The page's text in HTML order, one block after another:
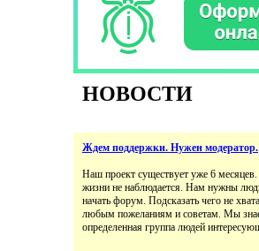
НОВОСТИ
Ждем поддержки. Нужен модератор.
Наш проект существует уже 6
жизни не наблюдается. Нам нужны
начать форум. Подсказать чего не
любым пожеланиям и советам. Мы
определенная группа людей